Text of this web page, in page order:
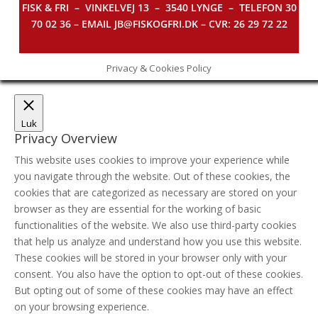
FISK & FRI – VINKELVEJ 13 – 3540 LYNGE – TELEFON 30
70 02 36 – EMAIL JB@FISKOGFRI.DK – CVR: 26 29 72 22
Privacy & Cookies Policy
Luk
Privacy Overview
This website uses cookies to improve your experience while
you navigate through the website. Out of these cookies, the
cookies that are categorized as necessary are stored on your
browser as they are essential for the working of basic
functionalities of the website. We also use third-party cookies
that help us analyze and understand how you use this website.
These cookies will be stored in your browser only with your
consent. You also have the option to opt-out of these cookies.
But opting out of some of these cookies may have an effect
on your browsing experience.